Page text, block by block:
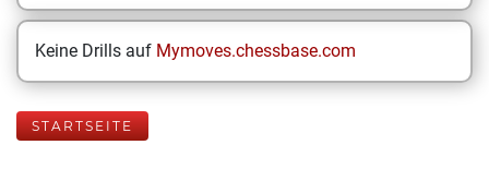
Keine Drills auf Mymoves.chessbase.com
STARTSEITE